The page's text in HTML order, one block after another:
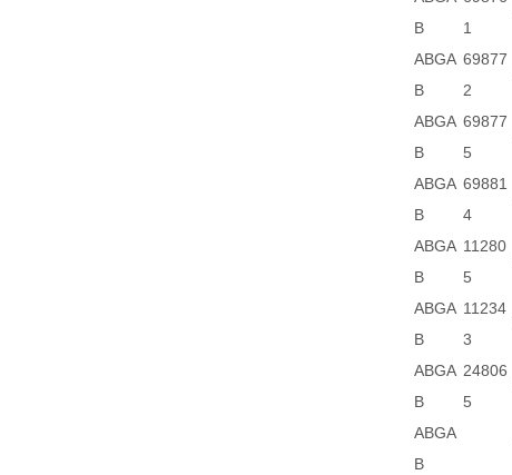
B
1
ABGA
B
69877
2
ABGA
B
69877
5
ABGA
B
69881
4
ABGA
B
11280
5
ABGA
B
11234
3
ABGA
B
24806
5
ABGA
B